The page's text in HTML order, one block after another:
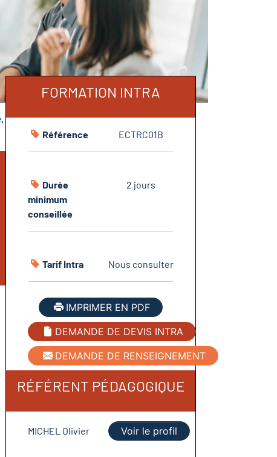
FORMATION INTRA
Référence ECTRC01B
Durée
minimum
conseillée
2 jours
Tarif Intra Nous consulter
IMPRIMER EN PDF
DEMANDE DE DEVIS INTRA
DEMANDE DE RENSEIGNEMENT
RÉFÉRENT PÉDAGOGIQUE
MICHEL Olivier Voir le profil